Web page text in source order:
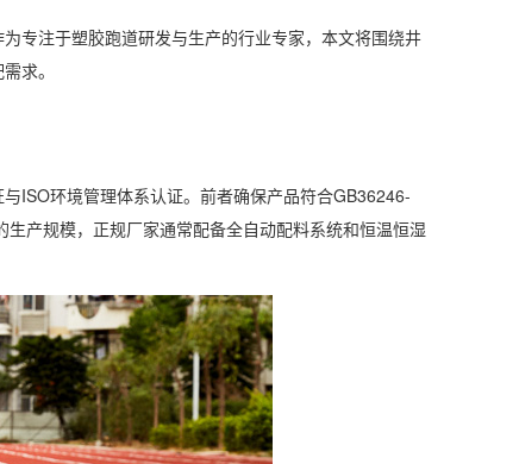
专注于塑胶跑道研发与生产的行业专家，本文将围绕井
求。
ISO环境管理体系认证。前者确保产品符合GB36246-
产规模，正规厂家通常配备全自动配料系统和恒温恒湿